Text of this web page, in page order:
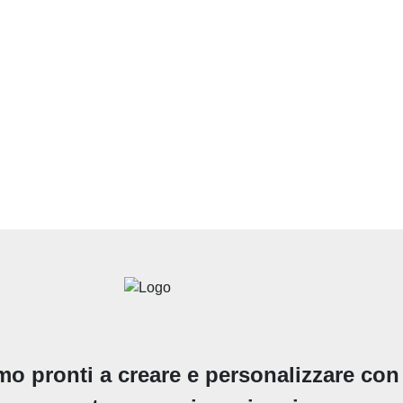
pronti a creare e personalizzare